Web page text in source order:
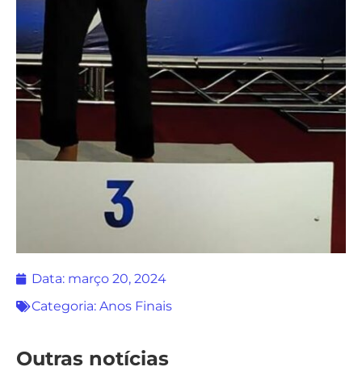
Data: março 20, 2024
Categoria: Anos Finais
Outras notícias